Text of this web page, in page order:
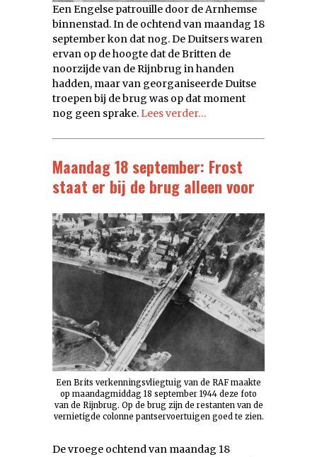
Een Engelse patrouille door de Arnhemse
binnenstad. In de ochtend van maandag 18
september kon dat nog. De Duitsers waren
ervan op de hoogte dat de Britten de
noorzijde van de Rijnbrug in handen
hadden, maar van georganiseerde Duitse
troepen bij de brug was op dat moment
nog geen sprake. Lees verder…
Maandag 18 september: Frost
staat er bij de brug alleen voor
Een Brits verkenningsvliegtuig van de RAF maakte
op maandagmiddag 18 september 1944 deze foto
van de Rijnbrug. Op de brug zijn de restanten van de
vernietigde colonne pantservoertuigen goed te zien.
De vroege ochtend van maandag 18